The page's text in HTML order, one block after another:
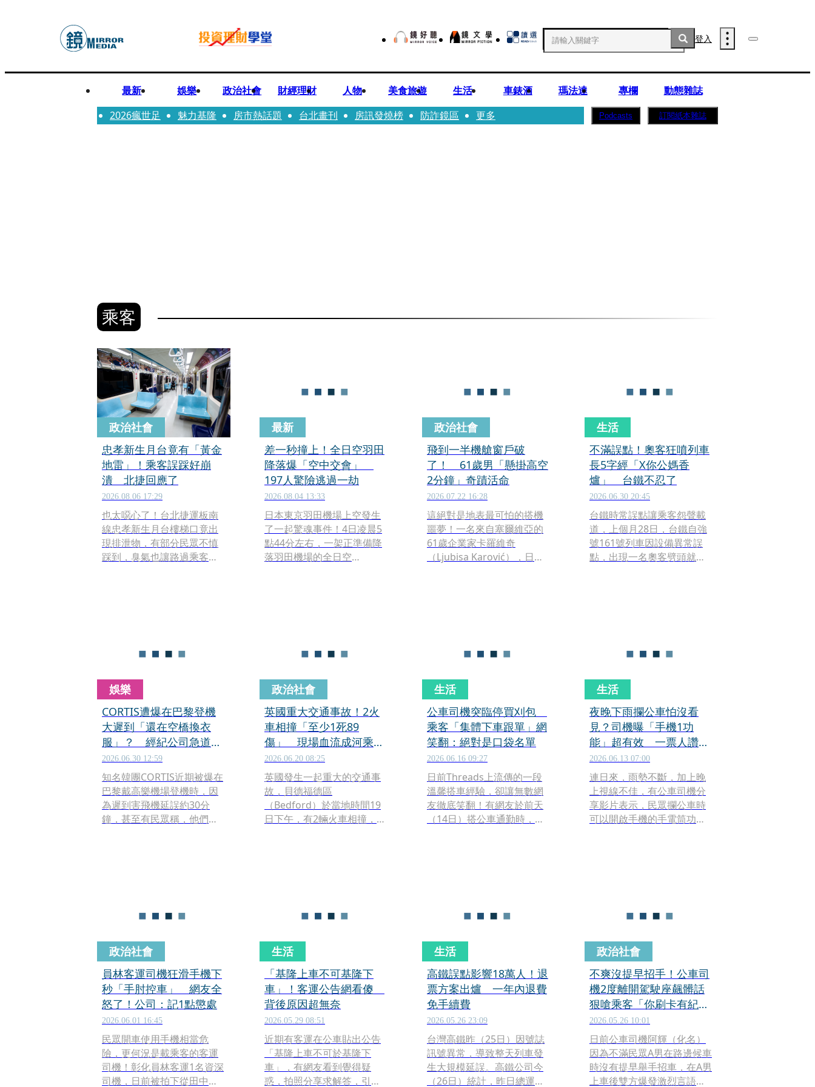
登入
最新 娛樂 政治社會 財經理財 人物 美食旅遊 生活 車錶酒 瑪法達 專欄
動態雜誌
2026瘋世足
魅力基隆 房市熱話題 台北畫刊 房訊發燒榜 防詐鏡區 更多 Podcasts 訂閱紙本雜誌
乘客
政治社會
忠孝新生月台竟有「黃金
地雷」！乘客誤踩好崩
潰 北捷回應了
2026.08.06 17:29
也太噁心了！台北捷運板南
線忠孝新生月台樓梯口竟出
現排泄物，有部分民眾不慎
踩到，臭氣也讓路過乘客忍
最新
差一秒撞上！全日空羽田
降落爆「空中交會」
197人驚險逃過一劫
2026.08.04 13:33
日本東京羽田機場上空發生
了一起驚魂事件！4日凌晨5
點44分左右，一架正準備降
落羽田機場的全日空
免了一場可能的空中相撞事
政治社會
飛到一半機艙窗戶破
了！ 61歲男「懸掛高空
2分鐘」奇蹟活命
2026.07.22 16:28
這絕對是地表最可怕的搭機
噩夢！一名來自塞爾維亞的
61歲企業家卡羅維奇
（Ljubisa Karović），日前
中長達近2分鐘。所幸靠著安
援，他奇蹟般地撿回一命。
生活
不滿誤點！奧客狂噴列車
長5字經「X你公媽香
爐」 台鐵不忍了
2026.06.30 20:45
台鐵時常誤點讓乘客怨聲載
道，上個月28日，台鐵自強
號161號列車因設備異常誤
點，出現一名奧客劈頭就朝
境並保護大眾乘車安全，將
限開罰。
娛樂
CORTIS遭爆在巴黎登機
大遲到「還在空橋換衣
服」？ 經紀公司急道歉
曝真相這樣說
2026.06.30 12:59
知名韓團CORTIS近期被爆在
巴黎戴高樂機場登機時，因
為遲到害飛機延誤約30分
鐘，甚至有民眾稱，他們在
政治社會
英國重大交通事故！2火
車相撞「至少1死89
傷」 現場血流成河乘客
驚呼：像炸彈爆炸
2026.06.20 08:25
英國發生一起重大的交通事
故，貝德福德區
（Bedford）於當地時間19
日下午，有2輛火車相撞，造
生活
公車司機突臨停買刈包
乘客「集體下車跟單」網
笑翻：絕對是口袋名單
2026.06.16 09:27
日前Threads上流傳的一段
溫馨搭車經驗，卻讓無數網
友徹底笑翻！有網友於前天
（14日）搭公車通勤時，發
思議的是，後半段的劇情發
友忍不住直呼：「台灣人的
感染力真的很強！」
生活
夜晚下雨攔公車怕沒看
見？司機曝「手機1功
能」超有效 一票人讚：
終於懂了
2026.06.13 07:00
連日來，雨勢不斷，加上晚
上視線不佳，有公車司機分
享影片表示，民眾攔公車時
可以開啟手機的手電筒功
終於懂了」。也有公車司機
筒，「可以提早打方向燈，
讓後車知道準備變換車
道」。
政治社會
員林客運司機狂滑手機下
秒「手肘控車」 網友全
怒了！公司：記1點懲處
2026.06.01 16:45
民眾開車使用手機相當危
險，更何況是載乘客的客運
司機！彰化員林客運1名資深
司機，日前被拍下從田中站
生活
「基隆上車不可基隆下
車」！客運公告網看傻
背後原因超無奈
2026.05.29 08:51
近期有客運在公車貼出公告
「基隆上車不可於基隆下
車」，有網友看到覺得疑
惑，拍照分享求解答，引發
生活
高鐵誤點影響18萬人！退
票方案出爐 一年內退費
免手續費
2026.05.26 23:09
台灣高鐵昨（25日）因號誌
訊號異常，導致整天列車發
生大規模延誤。高鐵公司今
（26日）統計，昨日總運量
政治社會
不爽沒提早招手！公車司
機2度離開駕駛座飆髒話
狠嗆乘客「你刷卡有紀
錄」 下場慘
2026.05.26 10:01
日前公車司機阿輝（化名）
因為不滿民眾A男在路邊候車
時沒有提早舉手招車，在A男
上車後雙方爆發激烈言語衝